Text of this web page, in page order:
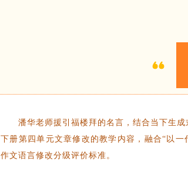
潘华老师援引福楼拜的名言，结合当下生
下册第四单元文章修改的教学内容，融合“以
作文语言修改分级评价标准。